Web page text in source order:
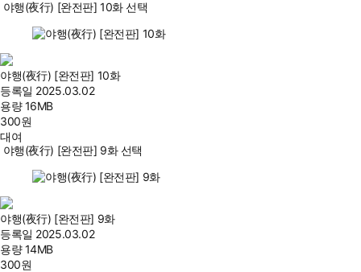
야행(夜行) [완전판] 10화 선택
야행(夜行) [완전판] 10화
등록일 2025.03.02
용량16MB
300원
대여
야행(夜行) [완전판] 9화 선택
야행(夜行) [완전판] 9화
등록일 2025.03.02
용량14MB
300원